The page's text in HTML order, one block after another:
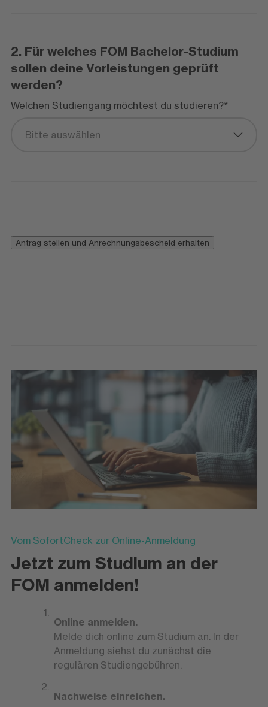
2. Für welches FOM Bachelor-Studium
sollen deine Vorleistungen geprüft
werden?
Welchen Studiengang möchtest du studieren?*
Bitte auswählen
Antrag stellen und Anrechnungsbescheid erhalten
Vom SofortCheck zur Online-Anmeldung
Jetzt zum Studium an der
FOM anmelden!
Online anmelden.
Melde dich online zum Studium an. In der
Anmeldung siehst du zunächst die
regulären Studiengebühren.
Nachweise einreichen.